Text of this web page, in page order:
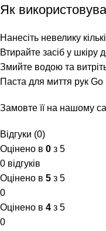
Як
Нанесіть невелику
Втирайте засіб у шкіру
Змийте водою та
Паста для миття рук Go
Замовте її на нашому
Відгуки (0)
Оцінено в 0 з 5
0 відгуків
Оцінено в 5 з 5
0
Оцінено в 4 з 5
0